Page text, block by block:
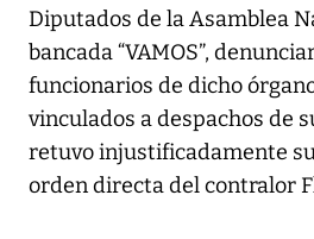
Diputados de la Asamblea
bancada “VAMOS”,
funcionarios de dicho
vinculados a despachos de
retuvo injustificadamente
orden directa del contralor